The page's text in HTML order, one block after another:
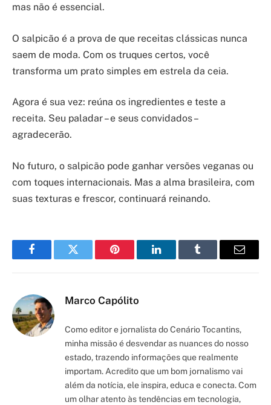
mas não é essencial.
O salpicão é a prova de que receitas clássicas nunca
saem de moda. Com os truques certos, você
transforma um prato simples em estrela da ceia.
Agora é sua vez: reúna os ingredientes e teste a
receita. Seu paladar – e seus convidados –
agradecerão.
No futuro, o salpicão pode ganhar versões veganas ou
com toques internacionais. Mas a alma brasileira, com
suas texturas e frescor, continuará reinando.
FacebookTwitter Pinterest LinkedInTumblr Email
Marco Capólito
Como editor e jornalista do Cenário Tocantins,
minha missão é desvendar as nuances do nosso
estado, trazendo informações que realmente
importam. Acredito que um bom jornalismo vai
além da notícia, ele inspira, educa e conecta. Com
um olhar atento às tendências em tecnologia,